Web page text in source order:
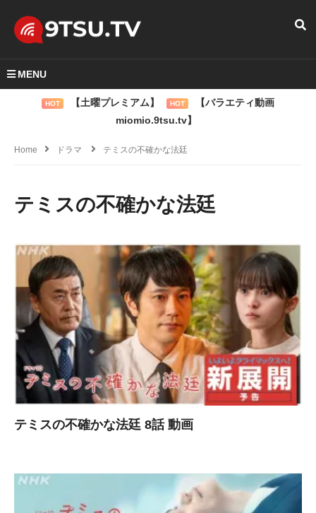
MENU
HOT 【土曜プレミアム】 HOT
【バラエティ動画
miomio.9tsu.tv】
Home ドラマ テミスの不確かな法廷
テミスの不確かな法廷
テミスの不確かな法廷 8話 動画